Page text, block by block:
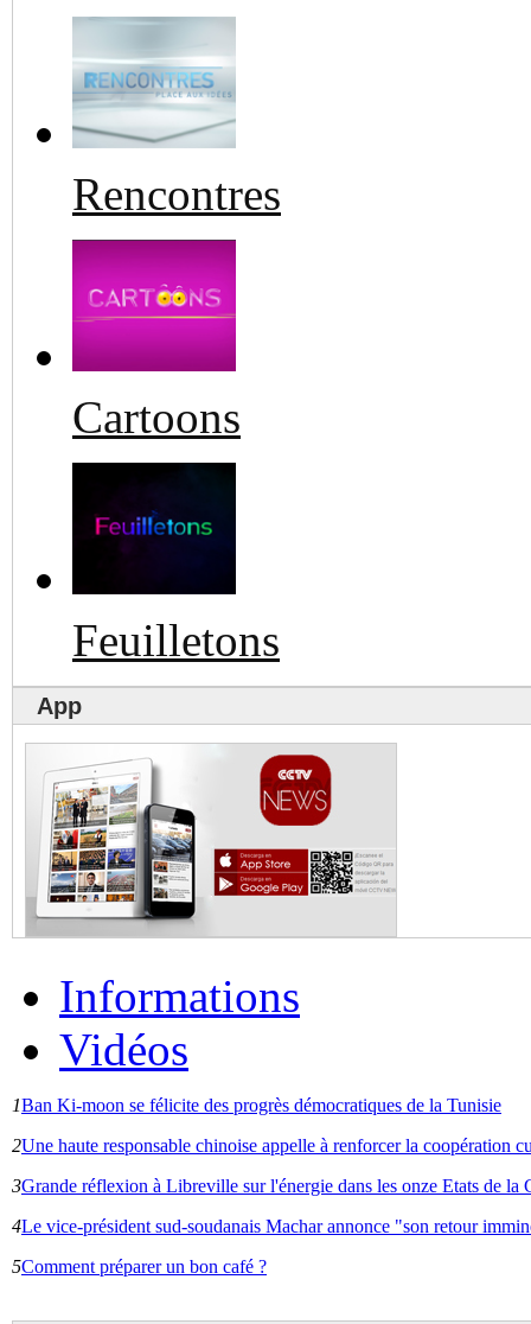
Rencontres
Cartoons
Feuilletons
App
Informations
Vidéos
1Ban Ki-moon se félicite des progrès démocratiques de la Tunisie
2Une haute responsable chinoise appelle à renforcer la coopération
3Grande réflexion à Libreville sur l'énergie dans les onze Etats de la
4Le vice-président sud-soudanais Machar annonce "son retour
5Comment préparer un bon café ?